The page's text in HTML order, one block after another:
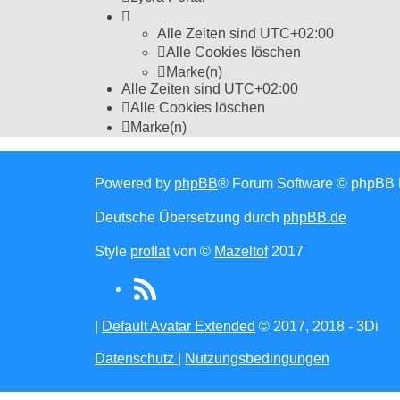
Alle Zeiten sind UTC+02:00
Alle Cookies löschen
Marke(n)
Alle Zeiten sind UTC+02:00
Alle Cookies löschen
Marke(n)
Powered by phpBB® Forum Software © phpBB
Deutsche Übersetzung durch phpBB.de
Style proflatvon © Mazeltof2017
RSS
(Opens
Default Avatar Extended © 2017, 2018 - 3Di
Datenschutz Nutzungsbedingungen